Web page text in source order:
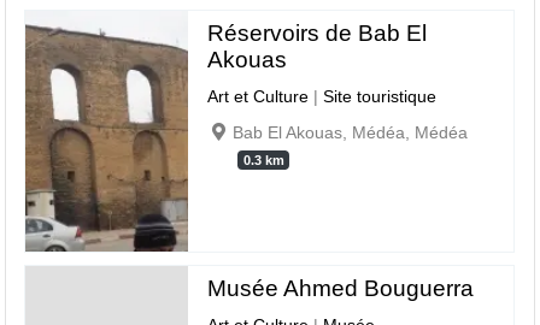
Réservoirs de Bab El
Akouas
Art et Culture |Site touristique
Bab El Akouas, Médéa, Médéa
0.3 km
Musée Ahmed Bouguerra